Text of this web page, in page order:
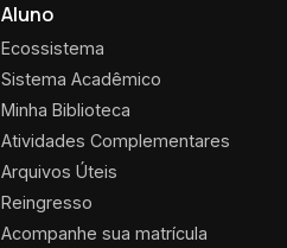
Aluno
Ecossistema
Sistema Acadêmico
Minha Biblioteca
Atividades Complementares
Arquivos Úteis
Reingresso
Acompanhe sua matrícula